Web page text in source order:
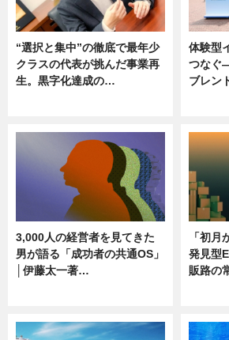
“選択と集中”の徹底で最年少
クラスの代表が挑んだ事業再
生。黒字化達成の…
体験型
つなぐ
ブレン
3,000人の経営者を見てきた
男が語る「成功者の共通OS」
│伊藤太一著…
「初月
発見型
販路の